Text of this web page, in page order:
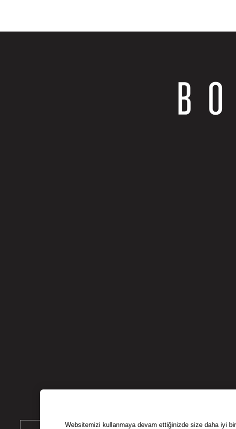
Websitemizi kullanmaya devam ettiğinizde size daha iyi